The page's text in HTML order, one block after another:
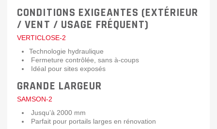
CONDITIONS EXIGEANTES (EXTÉRIEUR
/ VENT / USAGE FRÉQUENT)
VERTICLOSE-2
Technologie hydraulique
Fermeture contrôlée, sans à-coups
Idéal pour sites exposés
GRANDE LARGEUR
SAMSON-2
Jusqu’à 2000 mm
Parfait pour portails larges en rénovation